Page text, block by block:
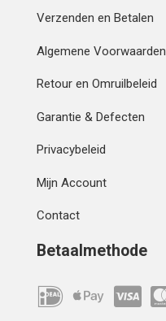
Verzenden en Betalen
Algemene Voorwaarden
Retour en Omruilbeleid
Garantie & Defecten
Privacybeleid
Mijn Account
Contact
Betaalmethode